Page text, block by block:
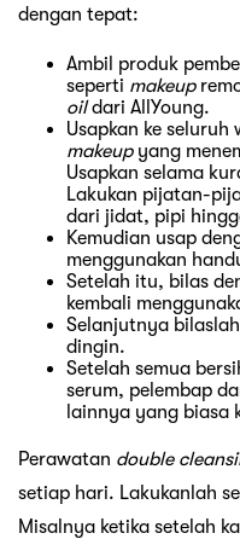
dengan tepat:
Ambil produk
seperti makeup
oildari AllYoung.
Usapkan ke
makeupyang
Usapkan selama
Lakukan pijatan-
dari jidat, pipi
Kemudian usap
menggunakan
Setelah itu, bilas
kembali
Selanjutnya
dingin.
Setelah semua
serum, pelembap
lainnya yang biasa
Perawatan double
setiap hari. Lakukanlah
Misalnya ketika setelah